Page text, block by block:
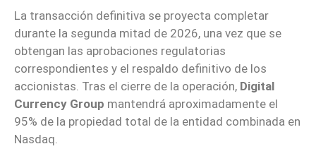
La transacción definitiva se proyecta completar
durante la segunda mitad de 2026, una vez que se
obtengan las aprobaciones regulatorias
correspondientes y el respaldo definitivo de los
accionistas. Tras el cierre de la operación, Digital
Currency Group mantendrá aproximadamente el
95% de la propiedad total de la entidad combinada en
Nasdaq.